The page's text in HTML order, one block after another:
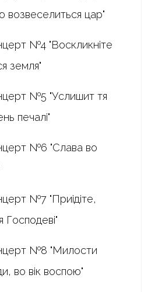
возвеселиться цар"
№4 "Воскликніте
земля"
№5 "Услишит тя
печалі"
№6 "Слава во
№7 "Приідіте,
Господеві"
№8 "Милости
во вік воспою"